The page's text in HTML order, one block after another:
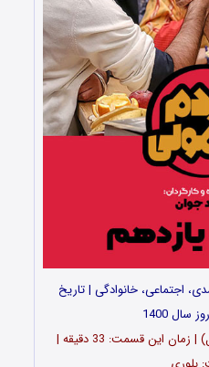
اجتماعی، خانوادگی | تاریخ
سال 1400
تعداد قسمت ها: 100 (4 فصل) | زمان این قسمت: 33 دقیقه |